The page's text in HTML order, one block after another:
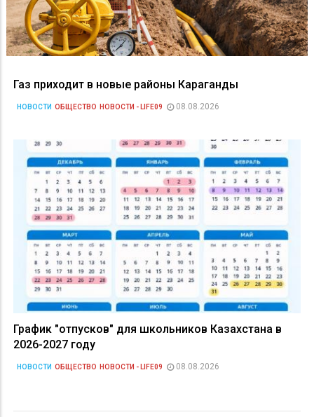
Газ приходит в новые районы Караганды
НОВОСТИ ОБЩЕСТВО НОВОСТИ - LIFE09 08.08.2026
График "отпусков" для школьников Казахстана в
2026-2027 году
НОВОСТИ ОБЩЕСТВО НОВОСТИ - LIFE09 08.08.2026